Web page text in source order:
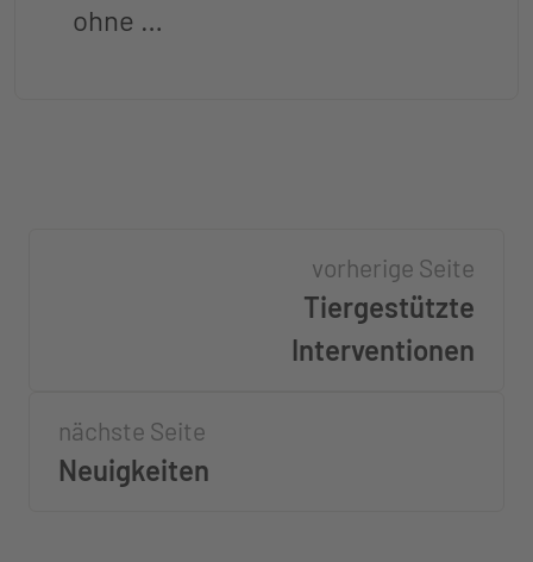
ohne …
vorherige Seite
Tiergestützte
Interventionen
nächste Seite
Neuigkeiten